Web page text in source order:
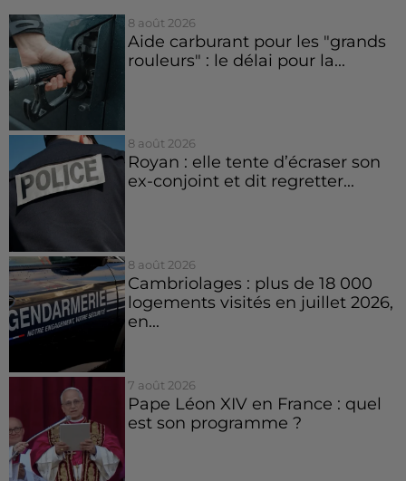
8 août 2026
Aide carburant pour les "grands
rouleurs" : le délai pour la...
8 août 2026
Royan : elle tente d’écraser son
ex-conjoint et dit regretter...
8 août 2026
Cambriolages : plus de 18 000
logements visités en juillet 2026,
en...
7 août 2026
Pape Léon XIV en France : quel
est son programme ?